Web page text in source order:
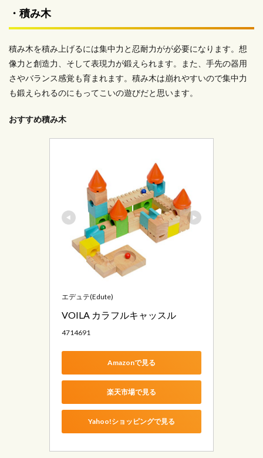
・積み木
積み木を積み上げるには集中力と忍耐力がが必要になります。想
像力と創造力、そして表現力が鍛えられます。また、手先の器用
さやバランス感覚も育まれます。積み木は崩れやすいので集中力
も鍛えられるのにもってこいの遊びだと思います。
おすすめ積み木
エデュテ(Edute)
VOILA カラフルキャッスル
4714691
Amazonで見る
楽天市場で見る
Yahoo!ショッピングで見る